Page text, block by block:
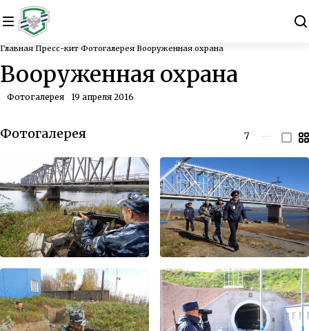
Главная Пресс-кит Фотогалерея Вооруженная охрана
Вооруженная охрана
Фотогалерея 19 апреля 2016
Фотогалерея 7 —